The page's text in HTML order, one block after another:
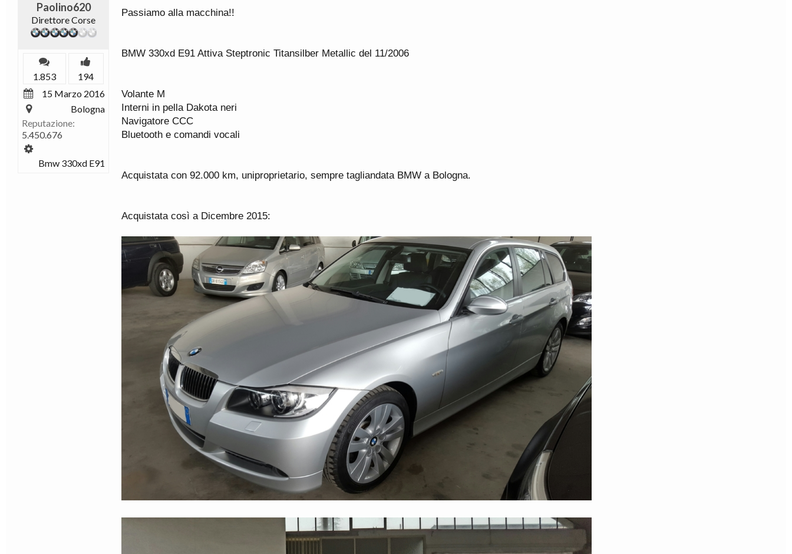
Paolino620
Direttore Corse
1.853
194
15 Marzo 2016
Bologna
Reputazione:
5.450.676
Bmw 330xd E91
Passiamo alla macchina!!
BMW 330xd E91 Attiva Steptronic Titansilber Metallic del 11/2006
Volante M
Interni in pella Dakota neri
Navigatore CCC
Bluetooth e comandi vocali
Acquistata con 92.000 km, uniproprietario, sempre tagliandata BMW a Bologna.
Acquistata così a Dicembre 2015: